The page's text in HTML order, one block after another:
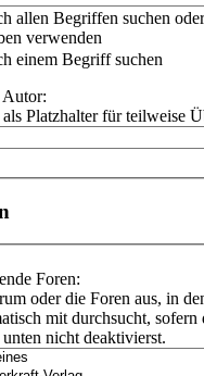
allen Begriffen suchen
verwenden
einem Begriff suchen
Autor:
Platzhalter für teilweise
Foren:
oder die Foren aus, in
mit durchsucht,
nicht deaktivierst.